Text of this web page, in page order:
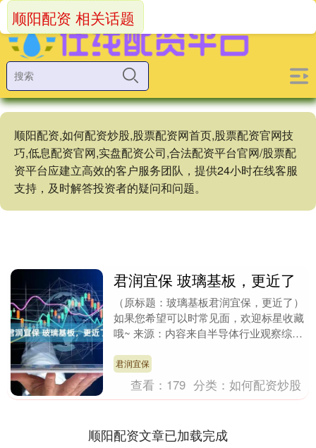
顺阳配资,如何配资炒股,股票配资网首页,股票配资官网技
巧,低息配资官网,实盘配资公司,合法配资平台官网/股票配
资平台应建立高效的客户服务团队，提供24小时在线客服
支持，及时解答投资者的疑问和问题。
顺阳配资 相关话题
君润宜保 玻璃基板，更近了
（原标题：玻璃基板君润宜保，更近了）
如果您希望可以时常见面，欢迎标星收藏
哦~ 来源：内容来自半导体行业观察综
封装的技术革新....
君润宜保
查看： 179 分类：如何配资炒股
顺阳配资文章已加载完成